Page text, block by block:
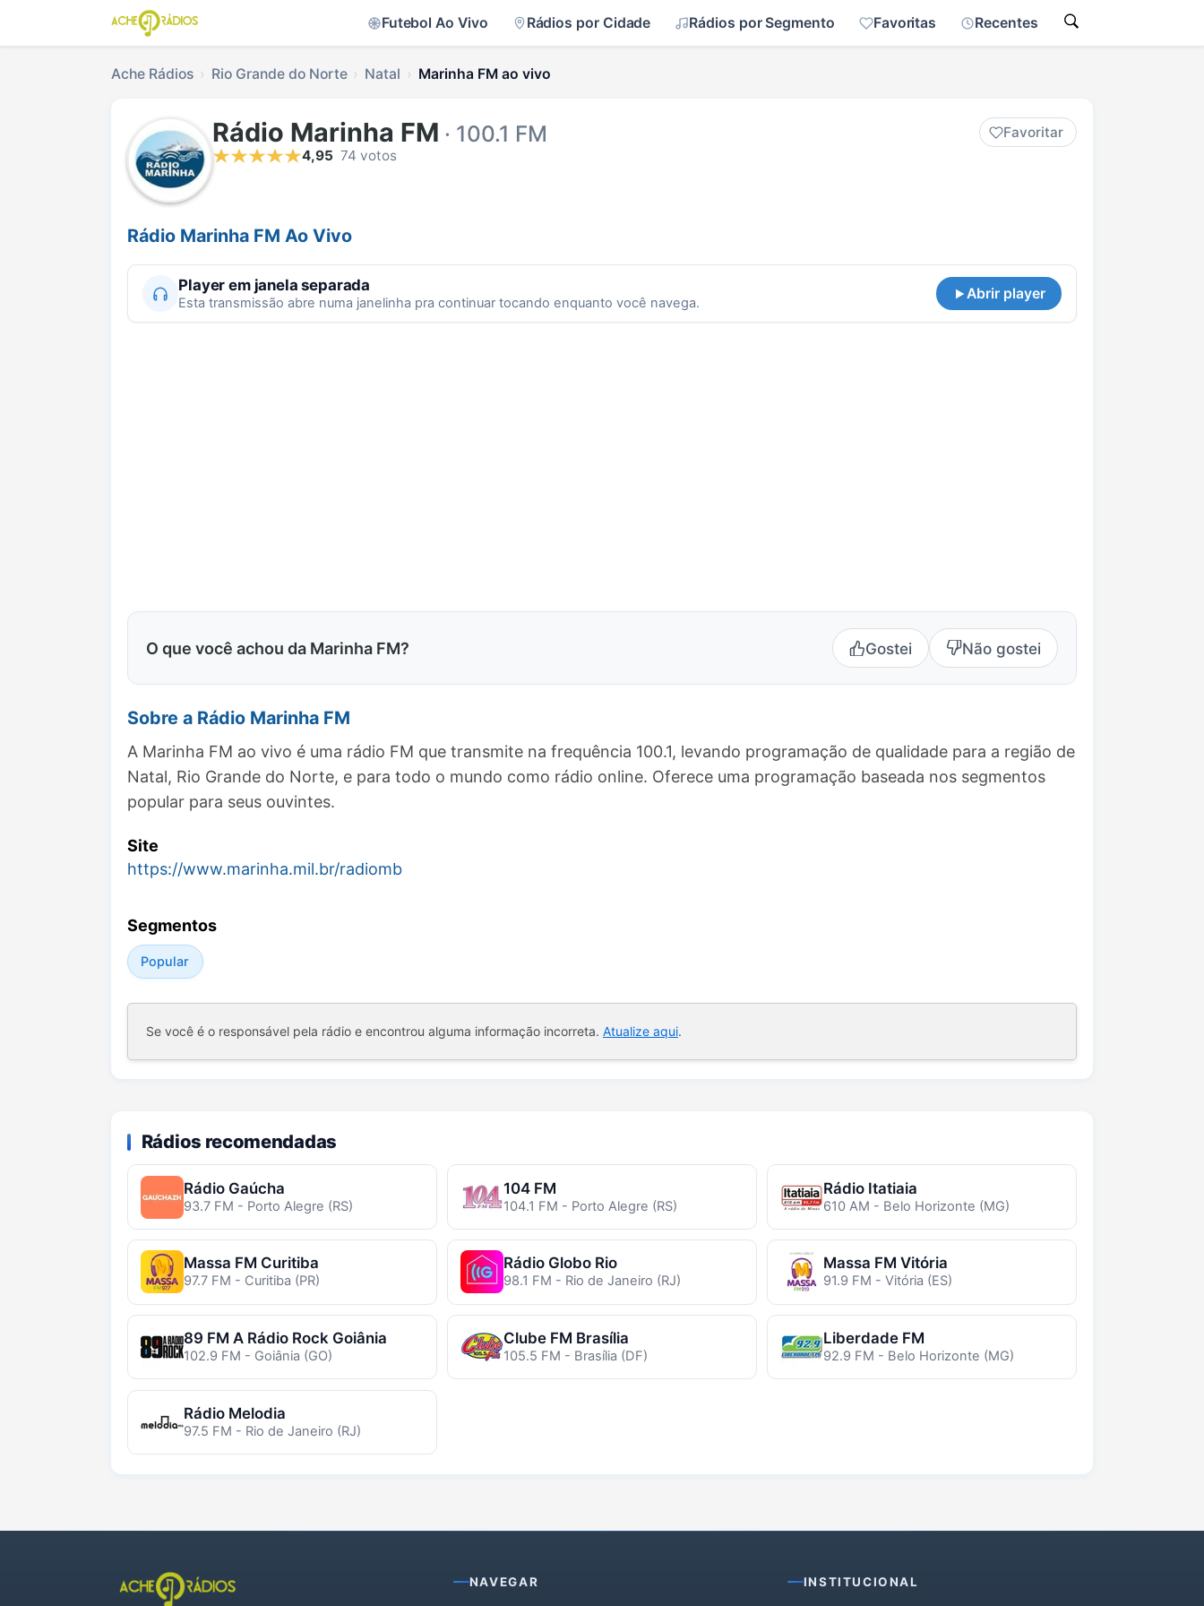
Futebol Ao Vivo Rádios por Cidade Rádios por Segmento Favoritas Recentes
Ache Rádios Rio Grande do Norte Natal Marinha FM ao vivo
Rádio Marinha FM · 100.1 FM
Favoritar
4,95 74 votos
Rádio Marinha FM Ao Vivo
Player em janela separada
Esta transmissão abre numa janelinha pra continuar tocando enquanto você navega.
Abrir player
O que você achou da Marinha FM? Gostei Não gostei
Sobre a Rádio Marinha FM
A Marinha FM ao vivo é uma rádio FM que transmite na frequência 100.1, levando programação de qualidade para a região de
Natal, Rio Grande do Norte, e para todo o mundo como rádio online. Oferece uma programação baseada nos segmentos
popular para seus ouvintes.
Site
https://www.marinha.mil.br/radiomb
Segmentos
Popular
Se você é o responsável pela rádio e encontrou alguma informação incorreta. Atualize aqui.
Rádios recomendadas
Rádio Gaúcha
93.7 FM - Porto Alegre (RS)
104 FM
104.1 FM - Porto Alegre (RS)
Rádio Itatiaia
610 AM - Belo Horizonte (MG)
Massa FM Curitiba
97.7 FM - Curitiba (PR)
Rádio Globo Rio
98.1 FM - Rio de Janeiro (RJ)
Massa FM Vitória
91.9 FM - Vitória (ES)
89 FM A Rádio Rock Goiânia
102.9 FM - Goiânia (GO)
Clube FM Brasília
105.5 FM - Brasília (DF)
Liberdade FM
92.9 FM - Belo Horizonte (MG)
Rádio Melodia
97.5 FM - Rio de Janeiro (RJ)
NAVEGAR INSTITUCIONAL